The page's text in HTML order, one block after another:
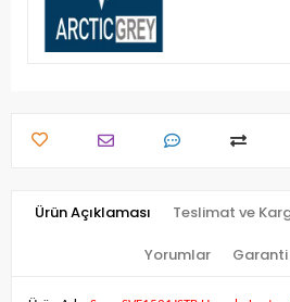
Ürün Açıklaması Teslimat ve
Yorumlar Garanti